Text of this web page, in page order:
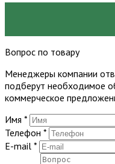
Вопрос по товару
Менеджеры компании
подберут необходимое
коммерческое
Имя *
Телефон *
E-mail *